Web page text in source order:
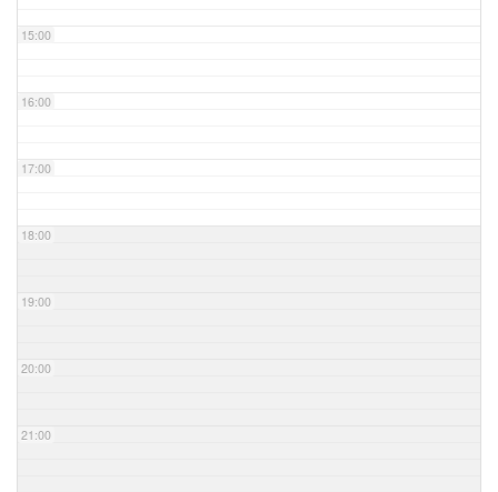
15:00
16:00
17:00
18:00
19:00
20:00
21:00